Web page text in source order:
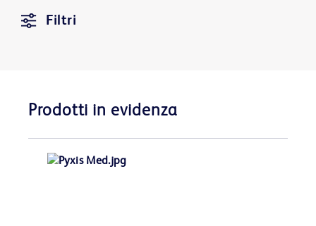
Filtri
Prodotti in evidenza